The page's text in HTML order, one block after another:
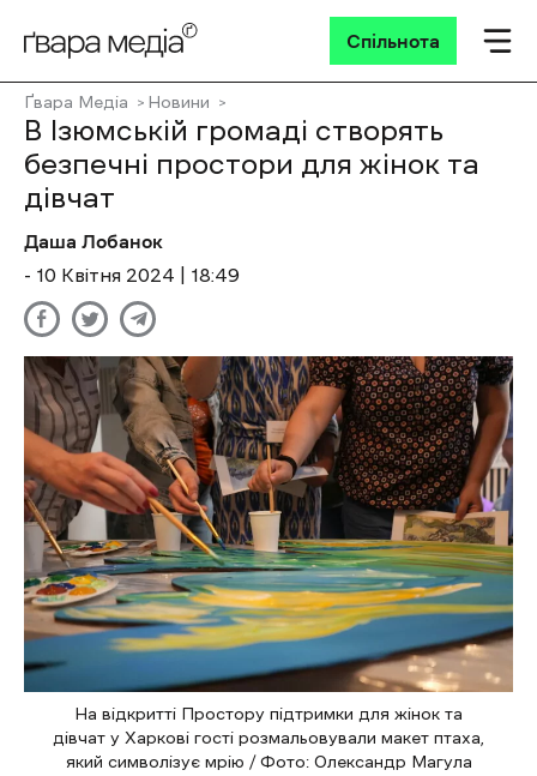
Спільнота
Ґвара Медіа Новини
В Ізюмській громаді створять
безпечні простори для жінок та
дівчат
Даша Лобанок
- 10 Квітня 2024 | 18:49
На відкритті Простору підтримки для жінок та
дівчат у Харкові гості розмальовували макет птаха,
який символізує мрію / Фото: Олександр Магула